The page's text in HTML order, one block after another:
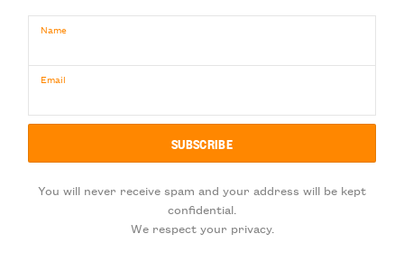
Name
Email
You will never receive spam and your address will be kept
confidential.
We respect your privacy.